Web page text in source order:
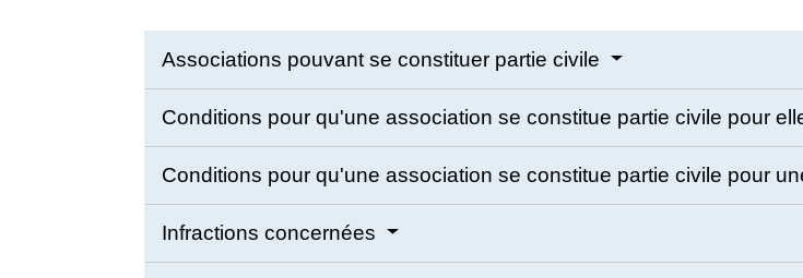
Associations pouvant se constituer partie civile
Conditions pour qu'une association se constitue partie civile pour
Conditions pour qu'une association se constitue partie civile pour
Infractions concernées